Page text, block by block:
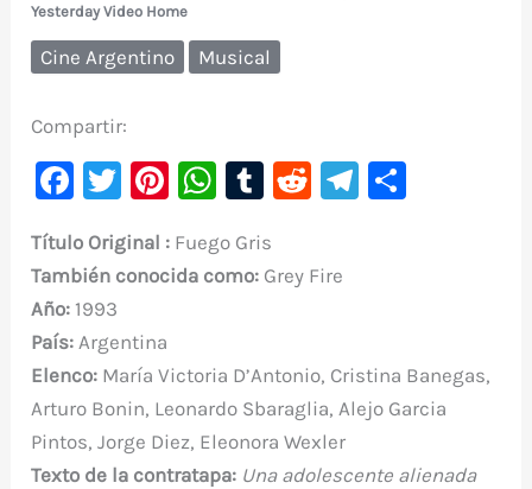
Yesterday Video Home
Cine Argentino Musical
Compartir:
F
c
e
b
o
o
k
T
it
te
r
Pi
er
e
W
at
s
p
p
T
m
bl
R
di
Te
ti
r
Título Original : Fuego Gris
También conocida como: Grey Fire
Año: 1993
País: Argentina
Elenco: María Victoria D’Antonio, Cristina Banegas,
Arturo Bonin, Leonardo Sbaraglia, Alejo Garcia
Pintos, Jorge Diez, Eleonora Wexler
Texto de la contratapa: Una adolescente alienada